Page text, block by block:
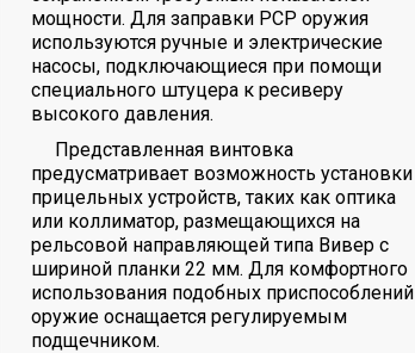
мощности. Для заправки PCP оружия
используются ручные и электрические
насосы, подключающиеся при помощи
специального штуцера к ресиверу
высокого давления.
Представленная винтовка
предусматривает возможность установки
прицельных устройств, таких как оптика
или коллиматор, размещающихся на
рельсовой направляющей типа Вивер с
шириной планки 22 мм. Для комфортного
использования подобных приспособлений
оружие оснащается регулируемым
подщечником.